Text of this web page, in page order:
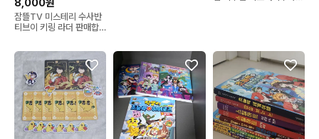
8,000원
잠뜰TV 미스테리 수사반
티브이 키링 라더 판매합